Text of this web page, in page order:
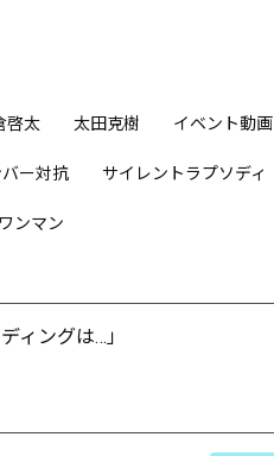
啓太 太田克樹 イベント動画
バー対抗 サイレントラプソディ
ンマン
ィングは…」